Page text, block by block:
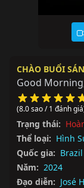
CHÀO BUỔI
Good
(8.0 sao / 1 đánh
Trạng thái:
Thể loại: Hình
Quốc gia: Brazil
Năm: 2024
Đạo diễn: José